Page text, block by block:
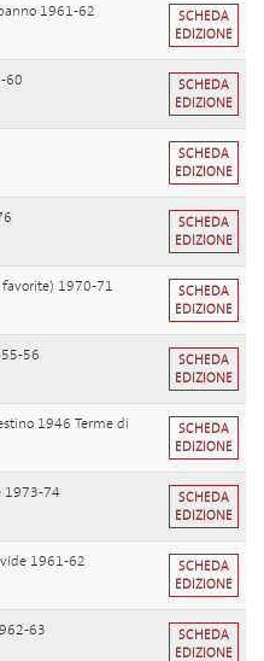
1961-62
SCHEDA
EDIZIONE
60
SCHEDA
EDIZIONE
SCHEDA
EDIZIONE
SCHEDA
EDIZIONE
favorite) 1970-71
SCHEDA
EDIZIONE
56
SCHEDA
EDIZIONE
1946 Terme di
SCHEDA
EDIZIONE
1973-74
SCHEDA
EDIZIONE
1961-62
SCHEDA
EDIZIONE
63
SCHEDA
EDIZIONE